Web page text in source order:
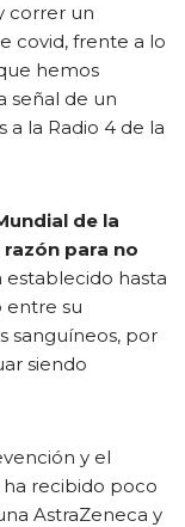
correr un
covid, frente a lo
hemos
señal de un
a la Radio 4 de la
de la
razón para no
establecido hasta
entre su
sanguíneos, por
siendo
y el
recibido poco
AstraZeneca y